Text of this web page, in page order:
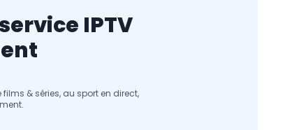
IPTV
& séries, au sport en direct,